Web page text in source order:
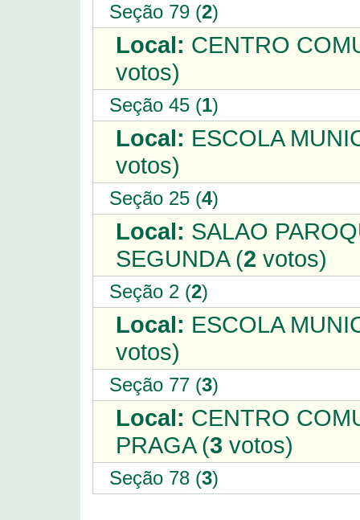
Seção 79 (2)
Local: CENTRO
votos)
Seção 45 (1)
Local: ESCOLA
votos)
Seção 25 (4)
Local: SALAO
SEGUNDA (2 votos)
Seção 2 (2)
Local: ESCOLA
votos)
Seção 77 (3)
Local: CENTRO
PRAGA (3 votos)
Seção 78 (3)